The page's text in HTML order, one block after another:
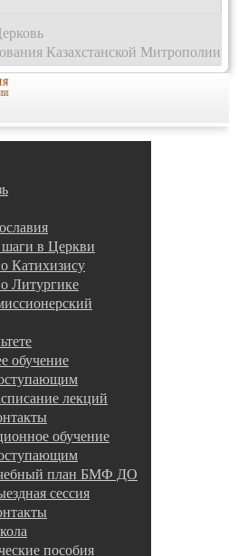
Казахстанской Митрополии
в Церкви
Катихизису
Литургике
обучение
лекций
обучение
план БМФ ДО
сессия
пособия